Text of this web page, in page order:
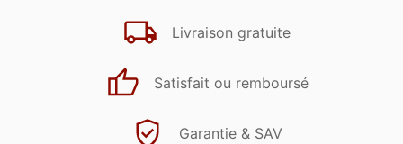
Livraison gratuite
Satisfait ou remboursé
Garantie & SAV